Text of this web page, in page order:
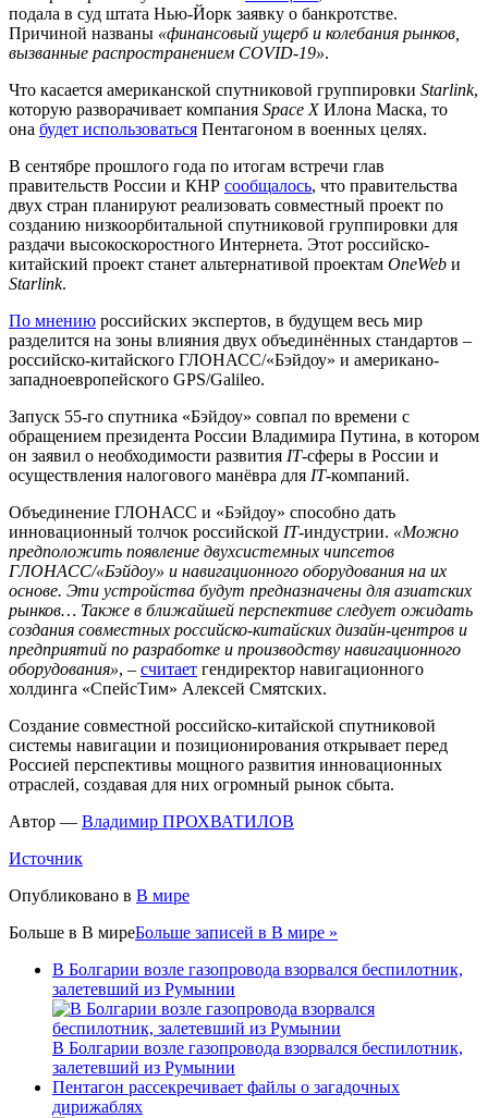
подала в суд штата Нью-Йорк заявку о банкротстве.
Причиной названы «финансовый ущерб и колебания рынков,
вызванные распространением COVID-19».
Что касается американской спутниковой группировки Starlink,
которую разворачивает компания Space XИлона Маска, то
она будет использоваться Пентагоном в военных целях.
В сентябре прошлого года по итогам встречи глав
правительств России и КНР сообщалось, что правительства
двух стран планируют реализовать совместный проект по
созданию низкоорбитальной спутниковой группировки для
раздачи высокоскоростного Интернета. Этот российско-
китайский проект станет альтернативой проектам OneWeb и
Starlink.
По мнению российских экспертов, в будущем весь мир
разделится на зоны влияния двух объединённых стандартов –
российско-китайского ГЛОНАСС/«Бэйдоу» и американо-
западноевропейского GPS/Galileo.
Запуск 55-го спутника «Бэйдоу» совпал по времени с
обращением президента России Владимира Путина, в котором
он заявил о необходимости развития IT-сферы в России и
осуществления налогового манёвра для IT-компаний.
Объединение ГЛОНАСС и «Бэйдоу» способно дать
инновационный толчок российской IT-индустрии. «Можно
предположить появление двухсистемных чипсетов
ГЛОНАСС/«Бэйдоу» и навигационного оборудования на их
основе. Эти устройства будут предназначены для азиатских
рынков… Также в ближайшей перспективе следует ожидать
создания совместных российско-китайских дизайн-центров и
предприятий по разработке и производству навигационного
оборудования», – считает гендиректор навигационного
холдинга «СпейсТим» Алексей Смятских.
Создание совместной российско-китайской спутниковой
системы навигации и позиционирования открывает перед
Россией перспективы мощного развития инновационных
отраслей, создавая для них огромный рынок сбыта.
Автор — Владимир ПРОХВАТИЛОВ
Источник
Опубликовано в В мире
Больше в В миреБольше записей в В мире »
В Болгарии возле газопровода взорвался беспилотник,
залетевший из Румынии
В Болгарии возле газопровода взорвался беспилотник,
залетевший из Румынии
Пентагон рассекречивает файлы о загадочных
дирижаблях